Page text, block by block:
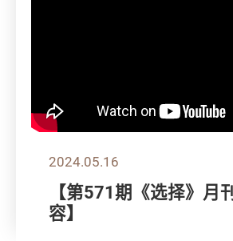
2024.05.16
【第571期《选择》月
容】